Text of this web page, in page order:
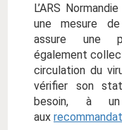
L’ARS
une mesure
assure une
également
circulation du
vérifier son
besoin, à un
aux